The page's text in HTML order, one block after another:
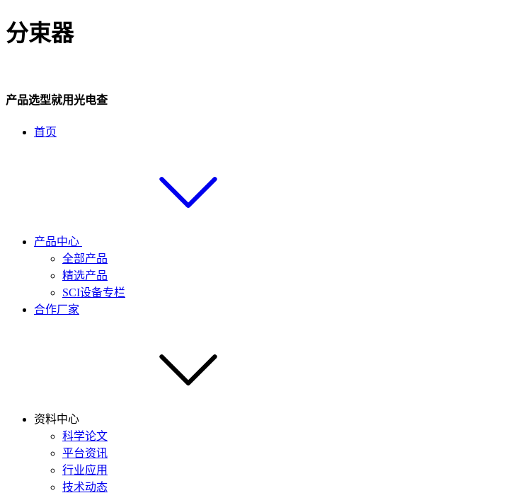
分束器
产品选型就用光电查
首页
产品中心
全部产品
精选产品
SCI设备专栏
合作厂家
资料中心
科学论文
平台资讯
行业应用
技术动态